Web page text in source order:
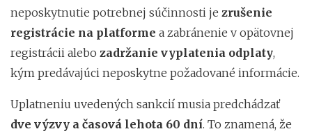
neposkytnutie potrebnej súčinnosti je zrušenie
registrácie na platforme a zabránenie v opätovnej
registrácii alebo zadržanie vyplatenia odplaty,
kým predávajúci neposkytne požadované informácie.
Uplatneniu uvedených sankcií musia predchádzať
dve výzvy a časová lehota 60 dní. To znamená, že